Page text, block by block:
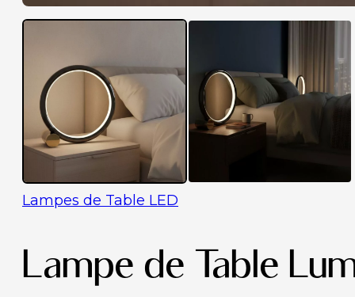
Lampes de Table LED
Lampe de Table